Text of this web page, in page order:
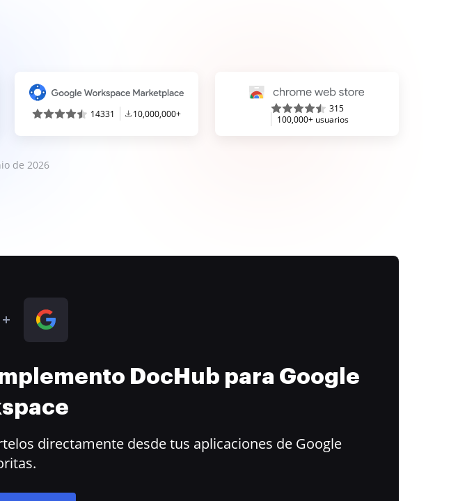
14331 10,000,000+
315
100,000+ usuarios
de 2026
DocHub para Google
directamente desde tus aplicaciones de Google